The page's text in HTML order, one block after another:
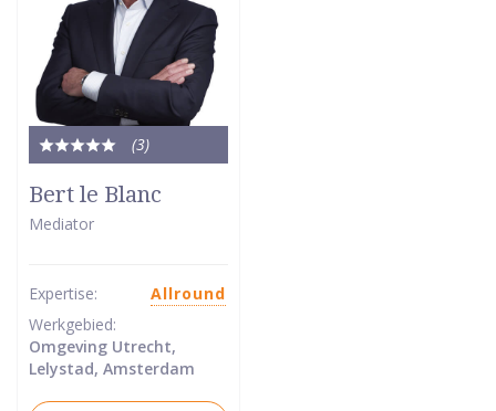
(3)
Totale
5
van
Bert le Blanc
Mediator
Expertise:
Allround
Werkgebied:
Omgeving Utrecht,
Lelystad, Amsterdam